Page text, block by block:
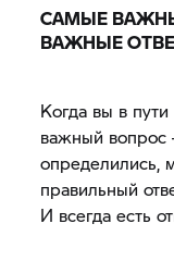
САМЫЕ
ВАЖНЫЕ
Когда вы в
важный вопрос
определились,
правильный
И всегда есть